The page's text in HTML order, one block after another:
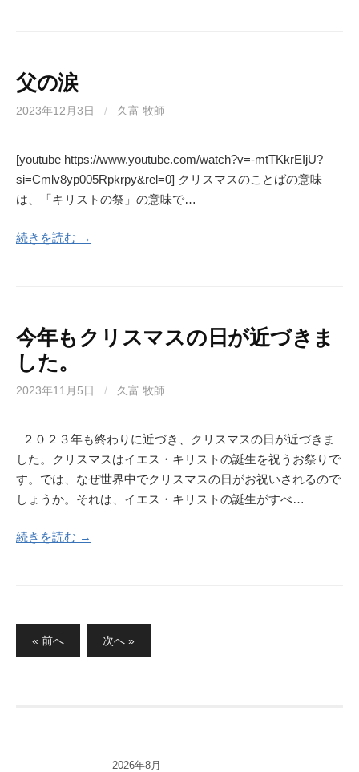
父の涙
2023年12月3日 / 久富 牧師
[youtube https://www.youtube.com/watch?v=-mtTKkrEIjU?
si=Cmlv8yp005Rpkrpy&rel=0] クリスマスのことばの意味
は、「キリストの祭」の意味で…
続きを読む →
今年もクリスマスの日が近づきま
した。
2023年11月5日 / 久富 牧師
２０２３年も終わりに近づき、クリスマスの日が近づきま
した。クリスマスはイエス・キリストの誕生を祝うお祭りで
す。では、なぜ世界中でクリスマスの日がお祝いされるので
しょうか。それは、イエス・キリストの誕生がすべ…
続きを読む →
稿
« 前へ 次へ »
2026年8月